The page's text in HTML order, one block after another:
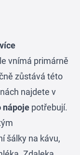
vnímá primárně
zůstává této
najdete v
nápoje potřebují.
šálky na kávu,